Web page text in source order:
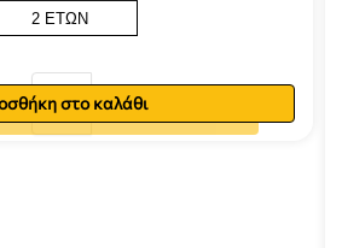
2 ΕΤΏΝ
στο καλάθι
στο καλάθι